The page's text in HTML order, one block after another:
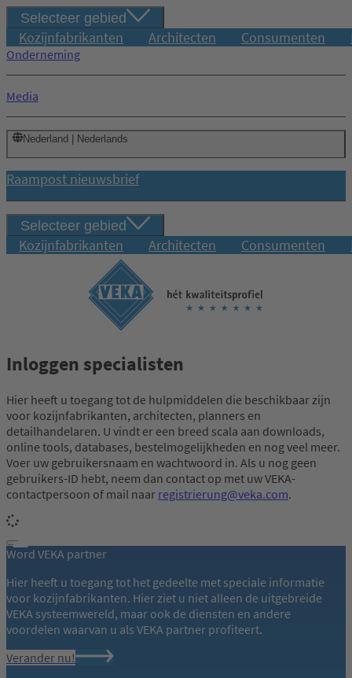
Selecteer gebied
Kozijnfabrikanten Architecten Consumenten
Onderneming
Media
Nederland | Nederlands
Raampost nieuwsbrief
Selecteer gebied
Kozijnfabrikanten Architecten Consumenten
Inloggen specialisten
Hier heeft u toegang tot de hulpmiddelen die beschikbaar zijn
voor kozijnfabrikanten, architecten, planners en
detailhandelaren. U vindt er een breed scala aan downloads,
online tools, databases, bestelmogelijkheden en nog veel meer.
Voer uw gebruikersnaam en wachtwoord in. Als u nog geen
gebruikers-ID hebt, neem dan contact op met uw VEKA-
contactpersoon of mail naar registrierung@veka.com.
Word VEKA partner
Hier heeft u toegang tot het gedeelte met speciale informatie
voor kozijnfabrikanten. Hier ziet u niet alleen de uitgebreide
VEKA systeemwereld, maar ook de diensten en andere
voordelen waarvan u als VEKA partner profiteert.
Verander nu!